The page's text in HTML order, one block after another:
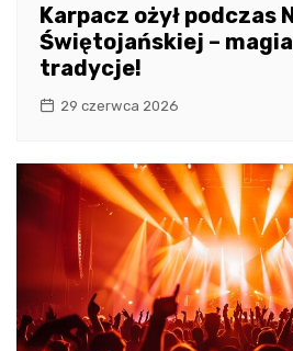
Karpacz ożył podczas
Świętojańskiej –
tradycje!
29 czerwca 2026